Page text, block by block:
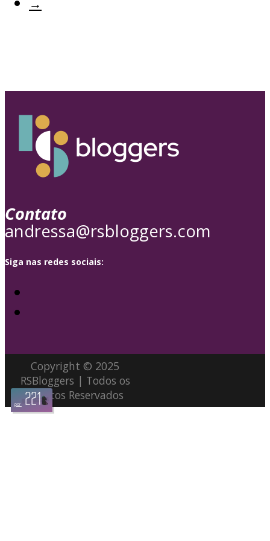
→
Contato
andressa@rsbloggers.com
Siga nas redes sociais:
Copyright © 2025
RSBloggers | Todos os
Direitos Reservados
por